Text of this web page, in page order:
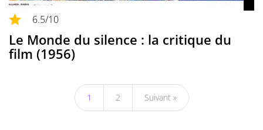
6.5/10
Le Monde du silence : la critique du
film (1956)
1 2 Suivant »